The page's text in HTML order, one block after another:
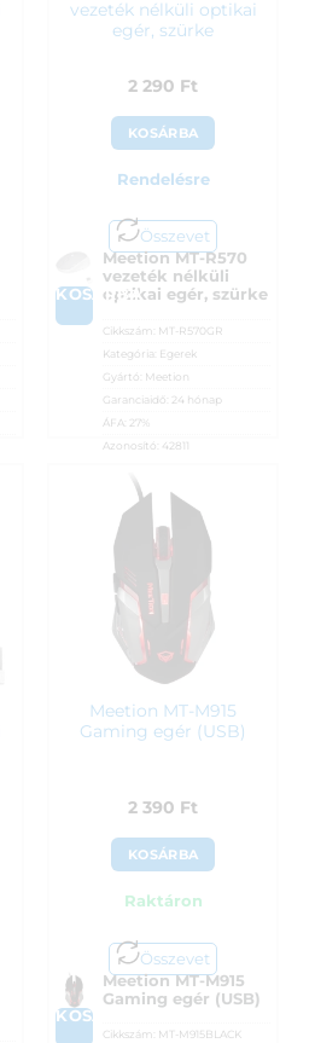
vezeték nélküli optikai
egér, szürke
2 290 Ft
KOSÁRBA
Rendelésre
Összevet
KOSÁRBA
Meetion MT-R570
vezeték nélküli
optikai egér, szürke
Cikkszám: MT-R570GR
Kategória: Egerek
Gyártó: Meetion
Garanciaidő:
24 hónap
ÁFA:
27%
Azonosító: 42811
2 290
Meetion MT-M915
Gaming egér (USB)
2 390 Ft
KOSÁRBA
Raktáron
Összevet
KOSÁRBA
Meetion MT-M915
Gaming egér (USB)
Cikkszám: MT-M915BLACK